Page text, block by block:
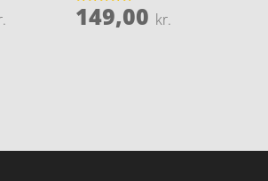
Vurderet
4.8
149,00 kr.